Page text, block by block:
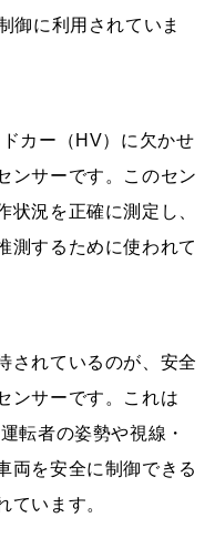
御に利用されていま
カー（HV）に欠かせ
ンサーです。このセン
状況を正確に測定し、
測するために使われて
されているのが、安全
ンサーです。これは
転者の姿勢や視線・
両を安全に制御できる
ています。